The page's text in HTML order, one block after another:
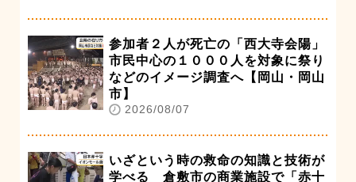
参加者２人が死亡の「西大寺会陽」
市民中心の１０００人を対象に祭り
などのイメージ調査へ【岡山・岡山
市】
2026/08/07
いざという時の救命の知識と技術が
学べる 倉敷市の商業施設で「赤十